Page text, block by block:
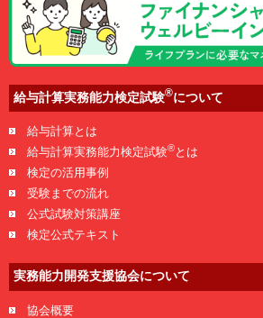
給与計算実務能力検定試験®について
給与計算とは
給与計算実務能力検定試験®とは
検定の活用事例
受験までの流れ
公式試験対策講座
検定公式テキスト
実務能力開発支援協会について
協会概要